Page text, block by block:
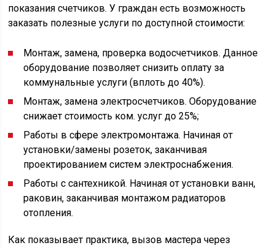
показания счетчиков. У граждан есть возможность
заказать полезные услуги по доступной стоимости:
Монтаж, замена, проверка водосчетчиков. Данное
оборудование позволяет снизить оплату за
коммунальные услуги (вплоть до 40%).
Монтаж, замена электросчетчиков. Оборудование
снижает стоимость ком. услуг до 25%;
Работы в сфере электромонтажа. Начиная от
установки/замены розеток, заканчивая
проектированием систем электроснабжения.
Работы с сантехникой. Начиная от установки ванн,
раковин, заканчивая монтажом радиаторов
отопления.
Как показывает практика, вызов мастера через